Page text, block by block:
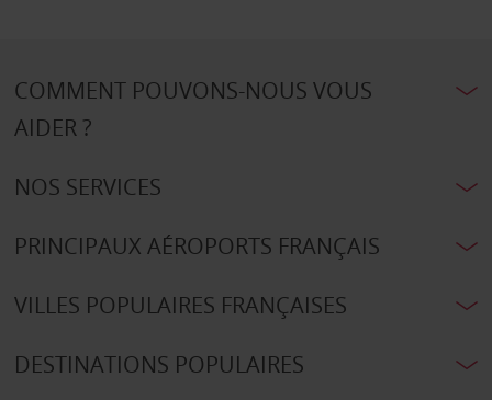
COMMENT POUVONS-NOUS VOUS
AIDER ?
NOS SERVICES
PRINCIPAUX AÉROPORTS FRANÇAIS
VILLES POPULAIRES FRANÇAISES
DESTINATIONS POPULAIRES